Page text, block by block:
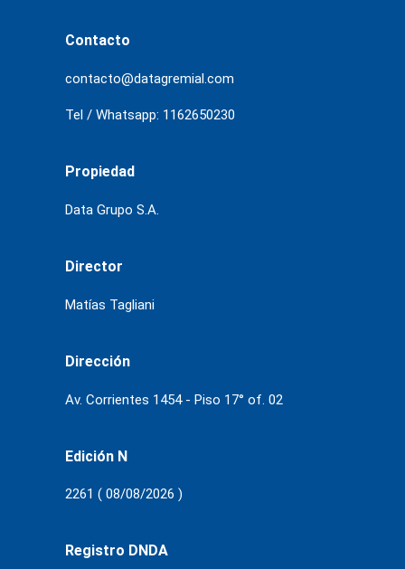
Contacto
contacto@datagremial.com
Tel / Whatsapp: 1162650230
Propiedad
Data Grupo S.A.
Director
Matías Tagliani
Dirección
Av. Corrientes 1454 - Piso 17° of. 02
Edición N
2261 ( 08/08/2026 )
Registro DNDA